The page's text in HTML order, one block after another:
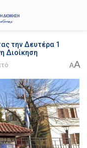
την Δευτέρα 1
Διοίκηση
AA